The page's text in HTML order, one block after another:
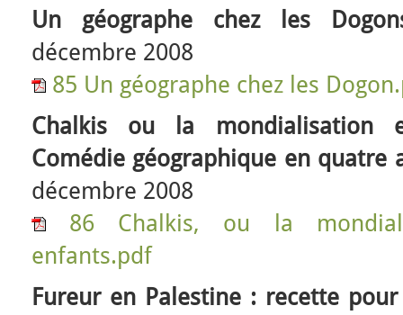
Un géographe chez les
décembre 2008
85 Un géographe chez les
Chalkis ou la mondialisation
Comédie géographique en quatre
décembre 2008
86 Chalkis, ou la
enfants.pdf
Fureur en Palestine : recette